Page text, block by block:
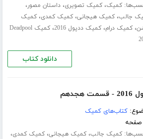
کمیک،کمیک تصویری،داستان مصور،
جالب،کمیک هیجانی،کمیک کمدی،کمیک
،کمیک درام،کمیک ددپول 2016 ،
کمیک Deadpool
دانلود کتاب
کتاب‌های کمیک
کمیک جالب،کمیک هیجانی،کمیک کمدی،